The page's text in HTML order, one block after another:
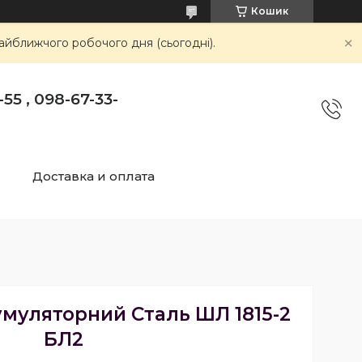
Кошик
робочого дня (сьогодні).
, 098-67-33-
Доставка и оплата
Сталь ШЛ 1815-2
БЛ2